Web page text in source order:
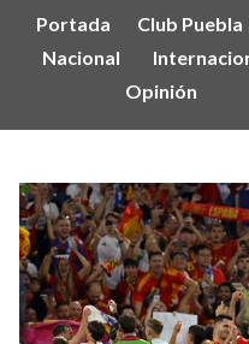
Portada Club Puebla
Nacional
Opinión